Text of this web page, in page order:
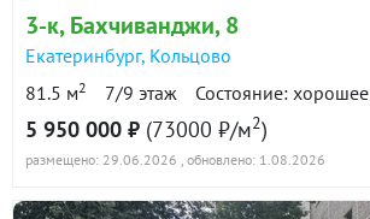
3-к, Бахчиванджи, 8
Екатеринбург, Кольцово
81.5 м2 7/9 этаж Состояние: хорошее
5 950 000 ₽ (73000 ₽/м2)
размещено: 29.06.2026 , обновлено: 1.08.2026